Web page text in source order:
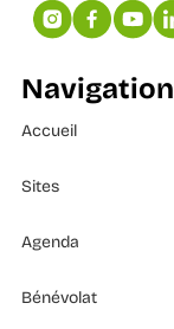
Navigation
Accueil
Sites
Agenda
Bénévolat